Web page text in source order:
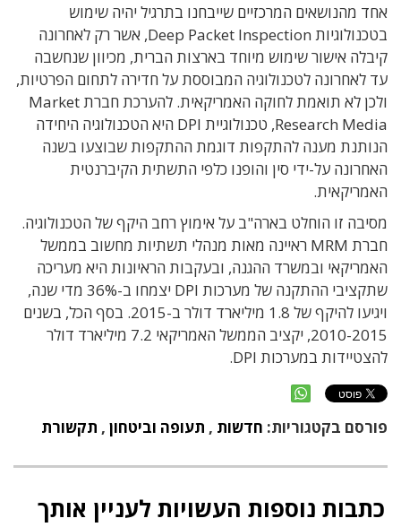
אחד מהנושאים המרכזיים שייבחנו בתרגיל יהיה שימוש
בטכנולוגיות Deep Packet Inspection, אשר רק לאחרונה
קיבלה אישור שימוש מיוחד בארצות הברית, מכיוון שנחשבה
עד לאחרונה לטכנולוגיה המבוססת על חדירה לתחום הפרטיות,
ולכן לא תואמת לחוקה האמריקאית. להערכת חברת Market
Research Media, טכנולוגיית DPI היא הטכנולוגיה היחידה
הנותנת מענה להתקפות דוגמת ההתקפות שבוצעו בשנה
האחרונה על-ידי סין והופנו כלפי התשתית הקיברנטית
האמריקאית.
מסיבה זו הוחלט בארה"ב על אימוץ רחב היקף של הטכנולוגיה.
חברת MRM ראיינה מאות מנהלי תשתיות מחשוב בממשל
האמריקאי ובמשרד ההגנה, ובעקבות הראיונות היא מעריכה
שתקציבי ההתקנה של מערכות DPI יצמחו ב-36% מדי שנה,
ויגיעו להיקף של 1.8 מיליארד דולר ב-2015. בסף הכל, בשנים
2010-2015, יקציב הממשל האמריקאי 7.2 מיליארד דולר
להצטיידות במערכות DPI.
פורסם בקטגוריות: חדשות , תעופה וביטחון , תקשורת
כתבות נוספות העשויות לעניין אותך